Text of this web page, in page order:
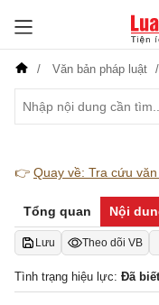
Văn bản pháp luật
👉 Quay về: Tra cứu
Tổng quan Nội
Lưu Theo dõi VB
Tình trạng hiệu lực: Đã biết